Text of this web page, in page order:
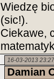
Wiedzę
(sic!).
Ciekawe,
16-03-2013 23:27
Damian